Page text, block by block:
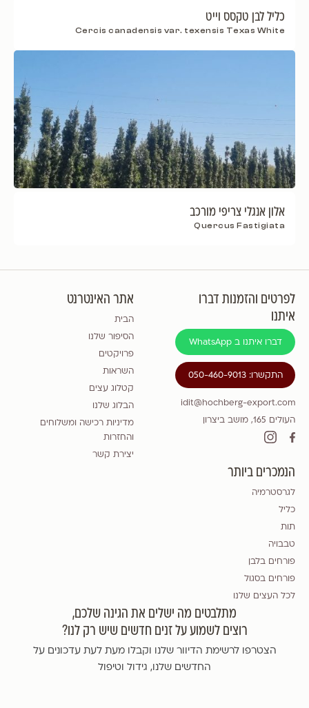
כליל לבן טקסס וייט
Cercis canadensis var. texensis Texas White
אלון אנגלי צריפי מורכב
Quercus Fastigiata
לפרטים והזמנות דברו
איתנו
דברו איתנו ב WhatsApp
התקשרו: 050-460-9013
idit@hochberg-export.com
העולים 165, מושב ביצרון
אתר האינטרנט
הבית
הסיפור שלנו
פרויקטים
השראות
קטלוג עצים
הבלוג שלנו
מדיניות רכישה ומשלוחים
והחזרות
יצירת קשר
הנמכרים ביותר
לגרסטרמיה
כליל
תות
טבבויה
פורחים בלבן
פורחים בסגול
לכל העצים שלנו
מתלבטים מה ישלים את הגינה שלכם,
רוצים לשמוע על זנים חדשים שיש רק לנו?
הצטרפו לרשימת הדיוור שלנו וקבלו מעת לעת עדכונים על
החדשים שלנו, גידול וטיפול